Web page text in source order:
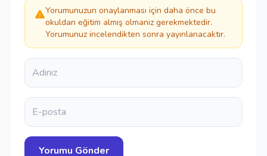
Yorumunuzun onaylanması için daha önce bu
okuldan eğitim almış olmanız gerekmektedir.
Yorumunuz incelendikten sonra yayınlanacaktır.